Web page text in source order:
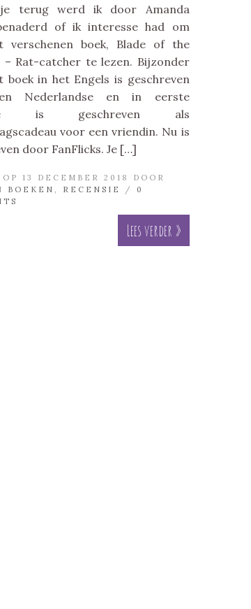
terug werd ik door Amanda
of ik interesse had om
verschenen boek, Blade of the
– Rat-catcher te lezen. Bijzonder
boek in het Engels is geschreven
Nederlandse en in eerste
is geschreven als
voor een vriendin. Nu is
door FanFlicks. Je […]
OP 13 DECEMBER 2018 DOOR
BOEKEN , RECENSIE / 0
Lees verder »